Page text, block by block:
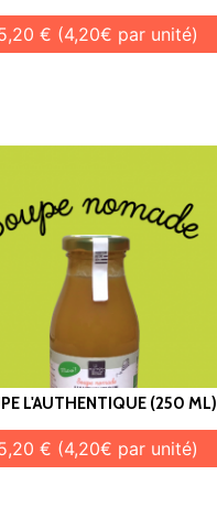
€ (4,20€ par unité)
L'AUTHENTIQUE (250 ML)
€ (4,20€ par unité)